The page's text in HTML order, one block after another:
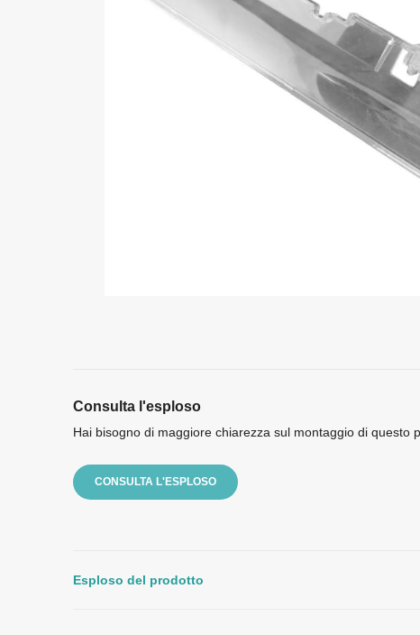
Consulta l'esploso
Hai bisogno di maggiore chiarezza sul montaggio di questo
CONSULTA L'ESPLOSO
Esploso del prodotto